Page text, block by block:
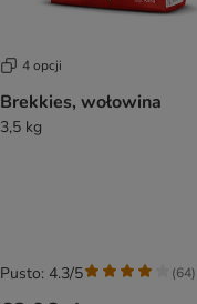
4 opcji
Brekkies, wołowina
3,5 kg
Pusto: 4.3/5 (64)